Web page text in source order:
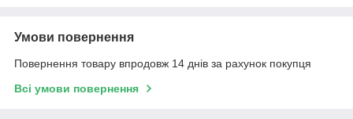
Умови повернення
Повернення товару впродовж 14 днів за рахунок покупця
Всі умови повернення